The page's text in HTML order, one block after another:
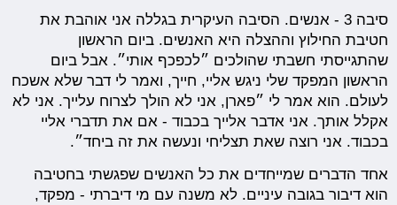
סיבה 3 - אנשים. הסיבה העיקרית בגללה אני אוהבת את
חטיבת החילוץ וההצלה היא האנשים. ביום הראשון
שהתגייסתי חשבתי שהולכים ״לכפכף אותי״. אבל ביום
הראשון המפקד שלי ניגש אליי, חייך, ואמר לי דבר שלא אשכח
לעולם. הוא אמר לי ״פארן, אני לא הולך לצרוח עלייך. אני לא
אקלל אותך. אני אדבר אלייך בכבוד - אם את תדברי אליי
בכבוד. אני רוצה שאת תצליחי ונעשה את זה ביחד״.
אחד הדברים שמייחדים את כל האנשים שפגשתי בחטיבה
הוא דיבור בגובה עיניים. לא משנה עם מי דיברתי - מפקד,